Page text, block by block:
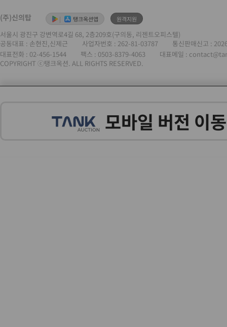
(주)신의탑 | 탱크옥션앱 원격지원
서울시 광진구 강변역로4길 68, 2층209호(구의동, 리젠트오피스텔)
공동대표 : 손현진,신제근
사업자번호 : 262-81-03787
통신판매신고 :
대표전화 : 02-456-1544 팩스 : 0503-8379-4063
대표메일 :
COPYRIGHT ⓒ탱크옥션. ALL RIGHTS RESERVED.
모바일 버전 이동